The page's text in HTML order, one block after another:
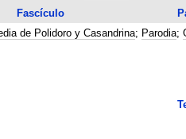
Fascículo
de Polidoro y Casandrina; Parodia;